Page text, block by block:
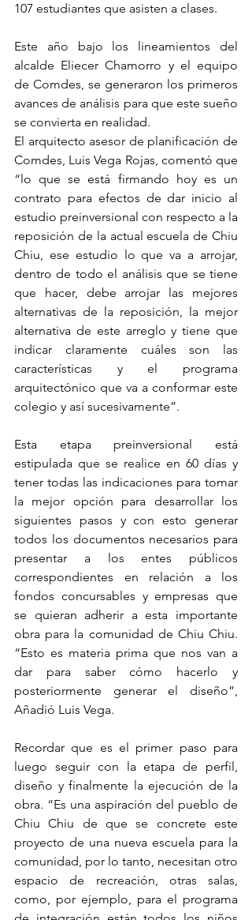
107 estudiantes que asisten a clases.
Este año bajo los lineamientos del
alcalde Eliecer Chamorro y el equipo
de Comdes, se generaron los primeros
avances de análisis para que este sueño
se convierta en realidad.
El arquitecto asesor de planificación de
Comdes, Luis Vega Rojas, comentó que
“lo que se está firmando hoy es un
contrato para efectos de dar inicio al
estudio preinversional con respecto a la
reposición de la actual escuela de Chiu
Chiu, ese estudio lo que va a arrojar,
dentro de todo el análisis que se tiene
que hacer, debe arrojar las mejores
alternativas de la reposición, la mejor
alternativa de este arreglo y tiene que
indicar claramente cuáles son las
características y el programa
arquitectónico que va a conformar este
colegio y así sucesivamente”.
Esta etapa preinversional está
estipulada que se realice en 60 días y
tener todas las indicaciones para tomar
la mejor opción para desarrollar los
siguientes pasos y con esto generar
todos los documentos necesarios para
presentar a los entes públicos
correspondientes en relación a los
fondos concursables y empresas que
se quieran adherir a esta importante
obra para la comunidad de Chiu Chiu.
“Esto es materia prima que nos van a
dar para saber cómo hacerlo y
posteriormente generar el diseño”,
Añadió Luis Vega.
Recordar que es el primer paso para
luego seguir con la etapa de perfil,
diseño y finalmente la ejecución de la
obra. “Es una aspiración del pueblo de
Chiu Chiu de que se concrete este
proyecto de una nueva escuela para la
comunidad, por lo tanto, necesitan otro
espacio de recreación, otras salas,
como, por ejemplo, para el programa